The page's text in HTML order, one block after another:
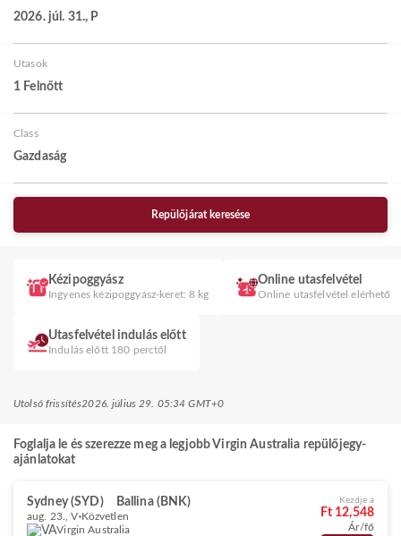
2026. júl. 31., P
Utasok
1 Felnőtt
Class
Gazdaság
Repülőjárat keresése
Kézipoggyász
Ingyenes kézipoggyász-keret: 8 kg
Online utasfelvétel
Online utasfelvétel elérhető
Utasfelvétel indulás előtt
Indulás előtt 180 perctől
Utolsó frissítés2026. július 29. 05:34 GMT+0
Foglalja le és szerezze meg a legjobb Virgin Australia repülőjegy-
ajánlatokat
Sydney (SYD) Ballina (BNK)
aug. 23., V Közvetlen
Virgin Australia
Kezdje a
Ft 12,548
Ár/fő